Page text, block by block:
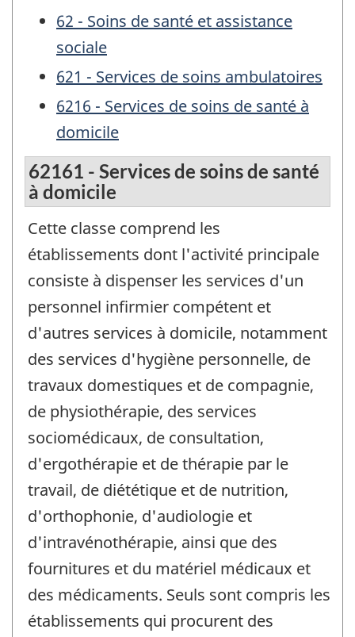
62 - Soins de santé et assistance
sociale
621 - Services de soins ambulatoires
6216 - Services de soins de santé à
domicile
62161 - Services de soins de santé
à domicile
Cette classe comprend les
établissements dont l'activité principale
consiste à dispenser les services d'un
personnel infirmier compétent et
d'autres services à domicile, notamment
des services d'hygiène personnelle, de
travaux domestiques et de compagnie,
de physiothérapie, des services
sociomédicaux, de consultation,
d'ergothérapie et de thérapie par le
travail, de diététique et de nutrition,
d'orthophonie, d'audiologie et
d'intravénothérapie, ainsi que des
fournitures et du matériel médicaux et
des médicaments. Seuls sont compris les
établissements qui procurent des